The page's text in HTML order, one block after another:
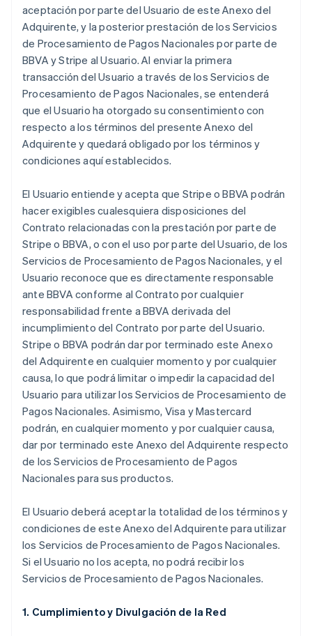
aceptación por parte del Usuario de este Anexo del
Adquirente, y la posterior prestación de los Servicios
de Procesamiento de Pagos Nacionales por parte de
BBVA y Stripe al Usuario. Al enviar la primera
transacción del Usuario a través de los Servicios de
Procesamiento de Pagos Nacionales, se entenderá
que el Usuario ha otorgado su consentimiento con
respecto a los términos del presente Anexo del
Adquirente y quedará obligado por los términos y
condiciones aquí establecidos.
El Usuario entiende y acepta que Stripe o BBVA podrán
hacer exigibles cualesquiera disposiciones del
Contrato relacionadas con la prestación por parte de
Stripe o BBVA, o con el uso por parte del Usuario, de los
Servicios de Procesamiento de Pagos Nacionales, y el
Usuario reconoce que es directamente responsable
ante BBVA conforme al Contrato por cualquier
responsabilidad frente a BBVA derivada del
incumplimiento del Contrato por parte del Usuario.
Stripe o BBVA podrán dar por terminado este Anexo
del Adquirente en cualquier momento y por cualquier
causa, lo que podrá limitar o impedir la capacidad del
Usuario para utilizar los Servicios de Procesamiento de
Pagos Nacionales. Asimismo, Visa y Mastercard
podrán, en cualquier momento y por cualquier causa,
dar por terminado este Anexo del Adquirente respecto
de los Servicios de Procesamiento de Pagos
Nacionales para sus productos.
El Usuario deberá aceptar la totalidad de los términos y
condiciones de este Anexo del Adquirente para utilizar
los Servicios de Procesamiento de Pagos Nacionales.
Si el Usuario no los acepta, no podrá recibir los
Servicios de Procesamiento de Pagos Nacionales.
1. Cumplimiento y Divulgación de la Red